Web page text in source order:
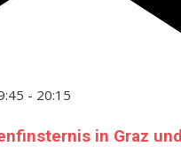
- 20:15
in Graz und